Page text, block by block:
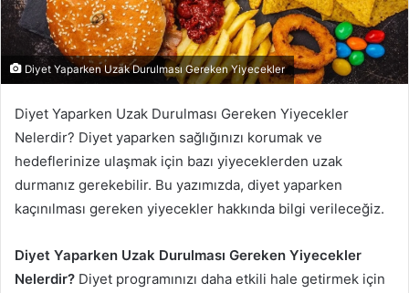
Diyet Yaparken Uzak Durulması Gereken Yiyecekler
Diyet Yaparken Uzak Durulması Gereken Yiyecekler
Nelerdir? Diyet yaparken sağlığınızı korumak ve
hedeflerinize ulaşmak için bazı yiyeceklerden uzak
durmanız gerekebilir. Bu yazımızda, diyet yaparken
kaçınılması gereken yiyecekler hakkında bilgi verileceğiz.
Diyet Yaparken Uzak Durulması Gereken Yiyecekler
Nelerdir? Diyet programınızı daha etkili hale getirmek için